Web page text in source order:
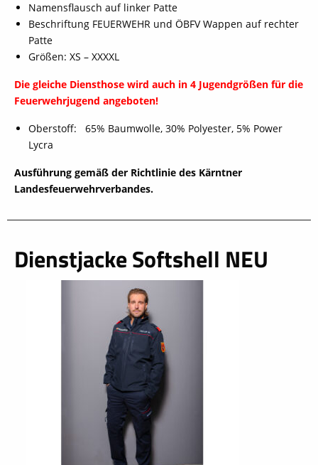
Namensflausch auf linker Patte
Beschriftung FEUERWEHR und ÖBFV Wappen auf rechter
Patte
Größen: XS – XXXXL
Die gleiche Diensthose wird auch in 4 Jugendgrößen für die
Feuerwehrjugend angeboten!
Oberstoff: 65% Baumwolle, 30% Polyester, 5% Power
Lycra
Ausführung gemäß der Richtlinie des Kärntner
Landesfeuerwehrverbandes.
schließen
Dienstjacke Softshell NEU